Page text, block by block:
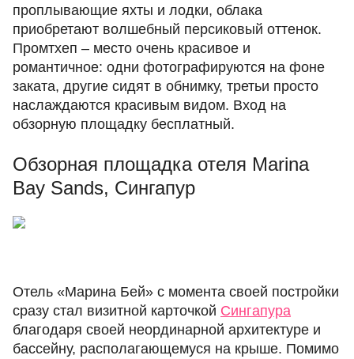
проплывающие яхты и лодки, облака
приобретают волшебный персиковый оттенок.
Промтхеп – место очень красивое и
романтичное: одни фотографируются на фоне
заката, другие сидят в обнимку, третьи просто
наслаждаются красивым видом. Вход на
обзорную площадку бесплатный.
Обзорная площадка отеля Marina
Bay Sands, Сингапур
Отель «Марина Бей» с момента своей постройки
сразу стал визитной карточкой Сингапура
благодаря своей неординарной архитектуре и
бассейну, располагающемуся на крыше. Помимо